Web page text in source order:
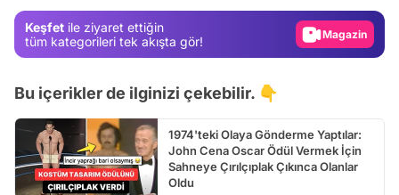
Keşfet ile ziyaret ettiğin
tüm kategorileri tek akışta gör!
Video
Bu içerikler de ilginizi çekebilir. 👇
1974'teki Olaya Gönderme Yaptılar:
John Cena Oscar Ödül Vermek İçin
Sahneye Çırılçıplak Çıkınca Olanlar
Oldu